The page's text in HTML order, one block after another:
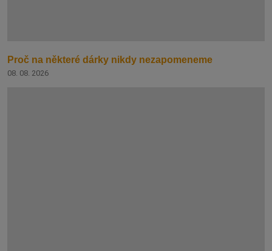
Proč na některé dárky nikdy nezapomeneme
08. 08. 2026